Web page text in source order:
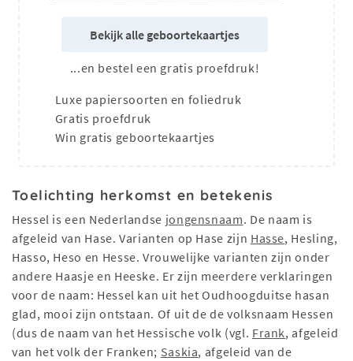
Bekijk alle geboortekaartjes
...en bestel een gratis proefdruk!
Luxe papiersoorten en foliedruk
Gratis proefdruk
Win gratis geboortekaartjes
Toelichting herkomst en betekenis
Hessel is een Nederlandse jongensnaam. De naam is
afgeleid van Hase. Varianten op Hase zijn Hasse, Hesling,
Hasso, Heso en Hesse. Vrouwelijke varianten zijn onder
andere Haasje en Heeske. Er zijn meerdere verklaringen
voor de naam: Hessel kan uit het Oudhoogduitse hasan
glad, mooi zijn ontstaan. Of uit de de volksnaam Hessen
(dus de naam van het Hessische volk (vgl. Frank, afgeleid
van het volk der Franken; Saskia, afgeleid van de